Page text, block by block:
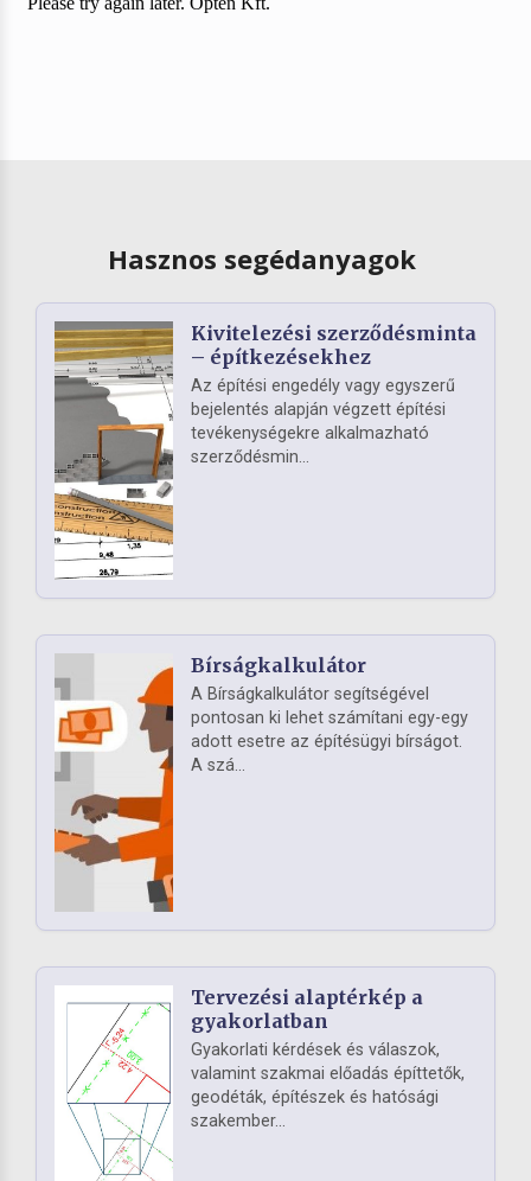
Hasznos segédanyagok
Kivitelezési szerződésminta
– építkezésekhez
Az építési engedély vagy egyszerű
bejelentés alapján végzett építési
tevékenységekre alkalmazható
szerződésmin...
Bírságkalkulátor
A Bírságkalkulátor segítségével
pontosan ki lehet számítani egy-egy
adott esetre az építésügyi bírságot.
A szá...
Tervezési alaptérkép a
gyakorlatban
Gyakorlati kérdések és válaszok,
valamint szakmai előadás építtetők,
geodéták, építészek és hatósági
szakember...